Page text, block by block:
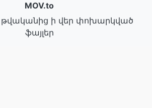
MOV.to
թվականից ի վեր փոխարկված
ֆայլեր